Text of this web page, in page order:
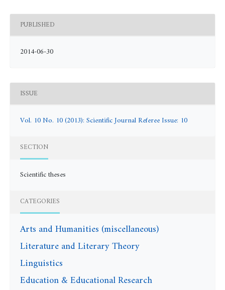
PUBLISHED
2014-06-30
ISSUE
Vol. 10 No. 10 (2013): Scientific Journal Referee Issue: 10
SECTION
Scientific theses
CATEGORIES
Arts and Humanities (miscellaneous)
Literature and Literary Theory
Linguistics
Education & Educational Research